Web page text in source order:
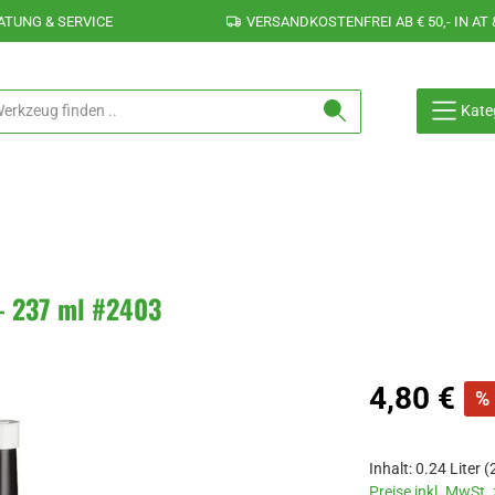
& SERVICE VERSANDKOSTENFREI AB € 50,- IN AT
237 ml #2403
Verkaufspreis:
4,80 € %
Inhalt:0.24 Liter